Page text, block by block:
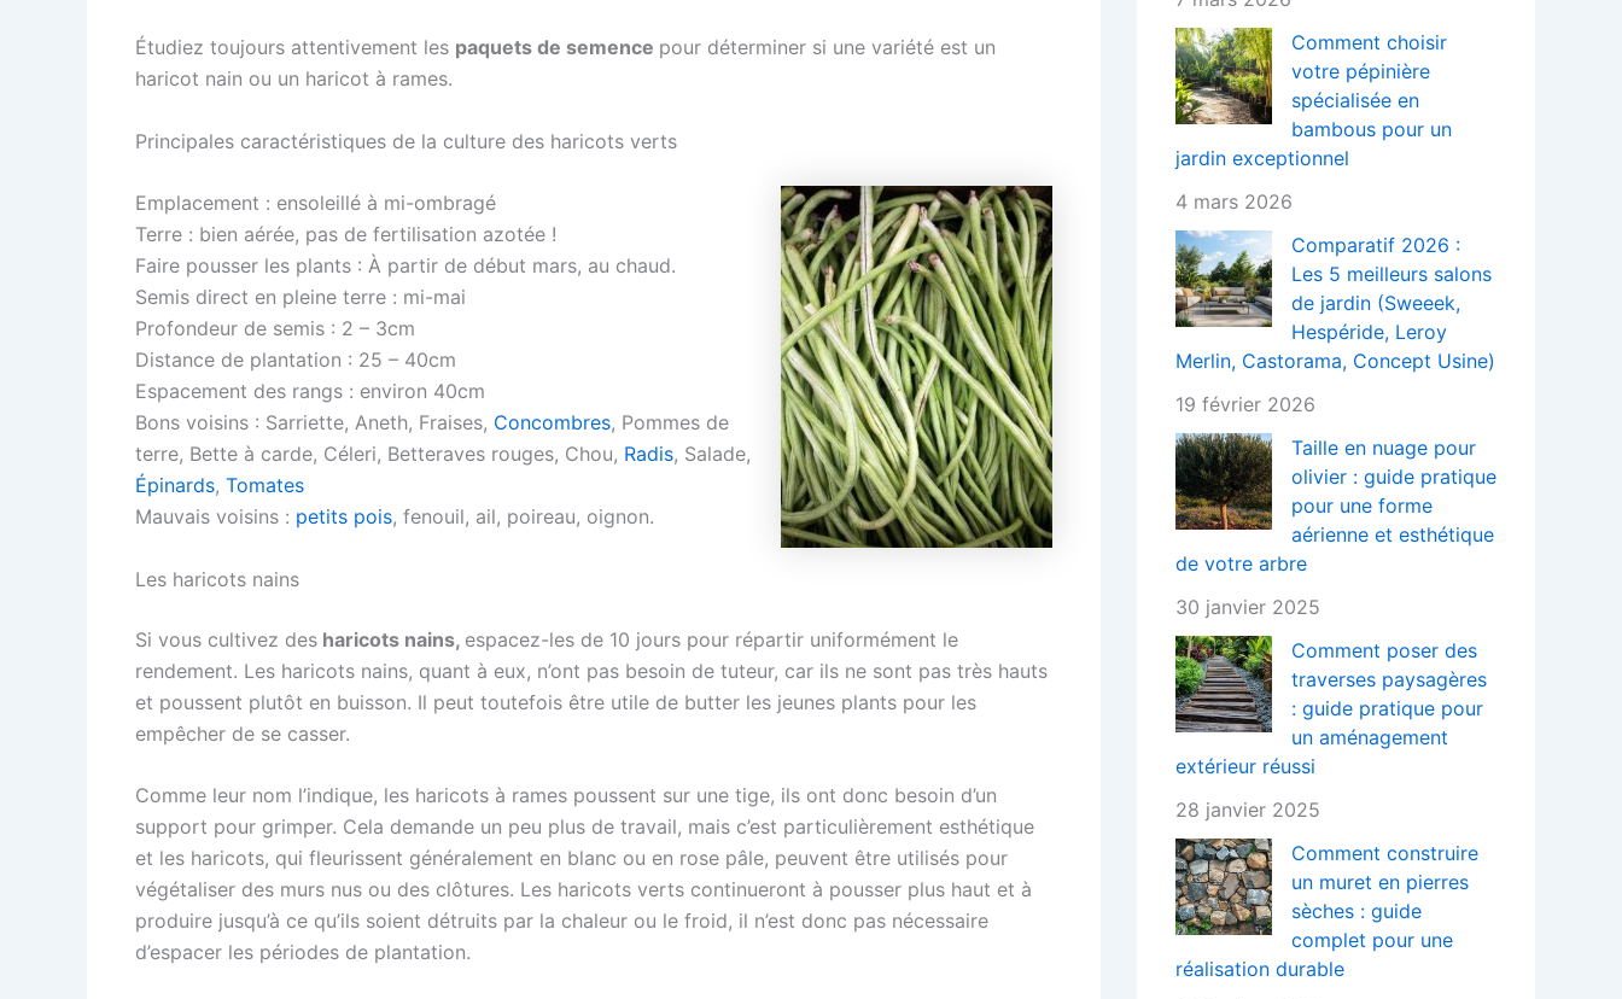
Étudiez toujours attentivement les paquets de semence pour déterminer si une variété est un
haricot nain ou un haricot à rames.
Principales caractéristiques de la culture des haricots verts
Emplacement : ensoleillé à mi-ombragé
Terre : bien aérée, pas de fertilisation azotée !
Faire pousser les plants : À partir de début mars, au chaud.
Semis direct en pleine terre : mi-mai
Profondeur de semis : 2 – 3cm
Distance de plantation : 25 – 40cm
Espacement des rangs : environ 40cm
Bons voisins : Sarriette, Aneth, Fraises, Concombres, Pommes de
terre, Bette à carde, Céleri, Betteraves rouges, Chou, Radis, Salade,
Épinards, Tomates
Mauvais voisins : petits pois, fenouil, ail, poireau, oignon.
Les haricots nains
Si vous cultivez des haricots nains, espacez-les de 10 jours pour répartir uniformément le
rendement. Les haricots nains, quant à eux, n’ont pas besoin de tuteur, car ils ne sont pas très hauts
et poussent plutôt en buisson. Il peut toutefois être utile de butter les jeunes plants pour les
empêcher de se casser.
Comme leur nom l’indique, les haricots à rames poussent sur une tige, ils ont donc besoin d’un
support pour grimper. Cela demande un peu plus de travail, mais c’est particulièrement esthétique
et les haricots, qui fleurissent généralement en blanc ou en rose pâle, peuvent être utilisés pour
végétaliser des murs nus ou des clôtures. Les haricots verts continueront à pousser plus haut et à
produire jusqu’à ce qu’ils soient détruits par la chaleur ou le froid, il n’est donc pas nécessaire
d’espacer les périodes de plantation.
Comment choisir
votre pépinière
spécialisée en
bambous pour un
jardin exceptionnel
4 mars 2026
Comparatif 2026 :
Les 5 meilleurs salons
de jardin (Sweeek,
Hespéride, Leroy
Merlin, Castorama, Concept Usine)
19 février 2026
Taille en nuage pour
olivier : guide pratique
pour une forme
aérienne et esthétique
de votre arbre
30 janvier 2025
Comment poser des
traverses paysagères
: guide pratique pour
un aménagement
extérieur réussi
28 janvier 2025
Comment construire
un muret en pierres
sèches : guide
complet pour une
réalisation durable